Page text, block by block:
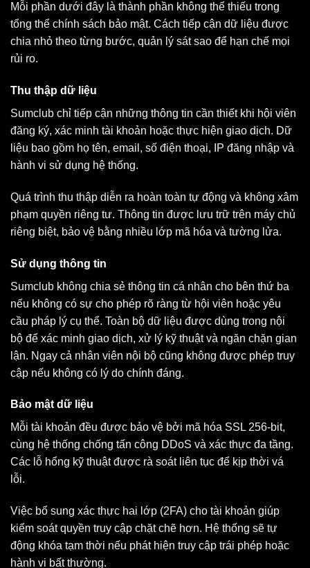
Mỗi phần dưới đây là thành phần không thể thiếu trong
tổng thể chính sách bảo mật. Cách tiếp cận dữ liệu được
chia nhỏ theo từng bước, quản lý sát sao để hạn chế mọi
rủi ro.
Thu thập dữ liệu
Sumclub chỉ tiếp cận những thông tin cần thiết khi hội viên
đăng ký, xác minh tài khoản hoặc thực hiện giao dịch. Dữ
liệu bao gồm họ tên, email, số điện thoại, IP đăng nhập và
hành vi sử dụng hệ thống.
Quá trình thu thập diễn ra hoàn toàn tự động và không xâm
phạm quyền riêng tư. Thông tin được lưu trữ trên máy chủ
riêng biệt, bảo vệ bằng nhiều lớp mã hóa và tường lửa.
Sử dụng thông tin
Sumclub không chia sẻ thông tin cá nhân cho bên thứ ba
nếu không có sự cho phép rõ ràng từ hội viên hoặc yêu
cầu pháp lý cụ thể. Toàn bộ dữ liệu được dùng trong nội
bộ để xác minh giao dịch, xử lý kỹ thuật và ngăn chặn gian
lận. Ngay cả nhân viên nội bộ cũng không được phép truy
cập nếu không có lý do chính đáng.
Bảo mật dữ liệu
Mỗi tài khoản đều được bảo vệ bởi mã hóa SSL 256-bit,
cùng hệ thống chống tấn công DDoS và xác thực đa tầng.
Các lỗ hổng kỹ thuật được rà soát liên tục để kịp thời vá
lỗi.
Việc bổ sung xác thực hai lớp (2FA) cho tài khoản giúp
kiểm soát quyền truy cập chặt chẽ hơn. Hệ thống sẽ tự
động khóa tạm thời nếu phát hiện truy cập trái phép hoặc
hành vi bất thường.